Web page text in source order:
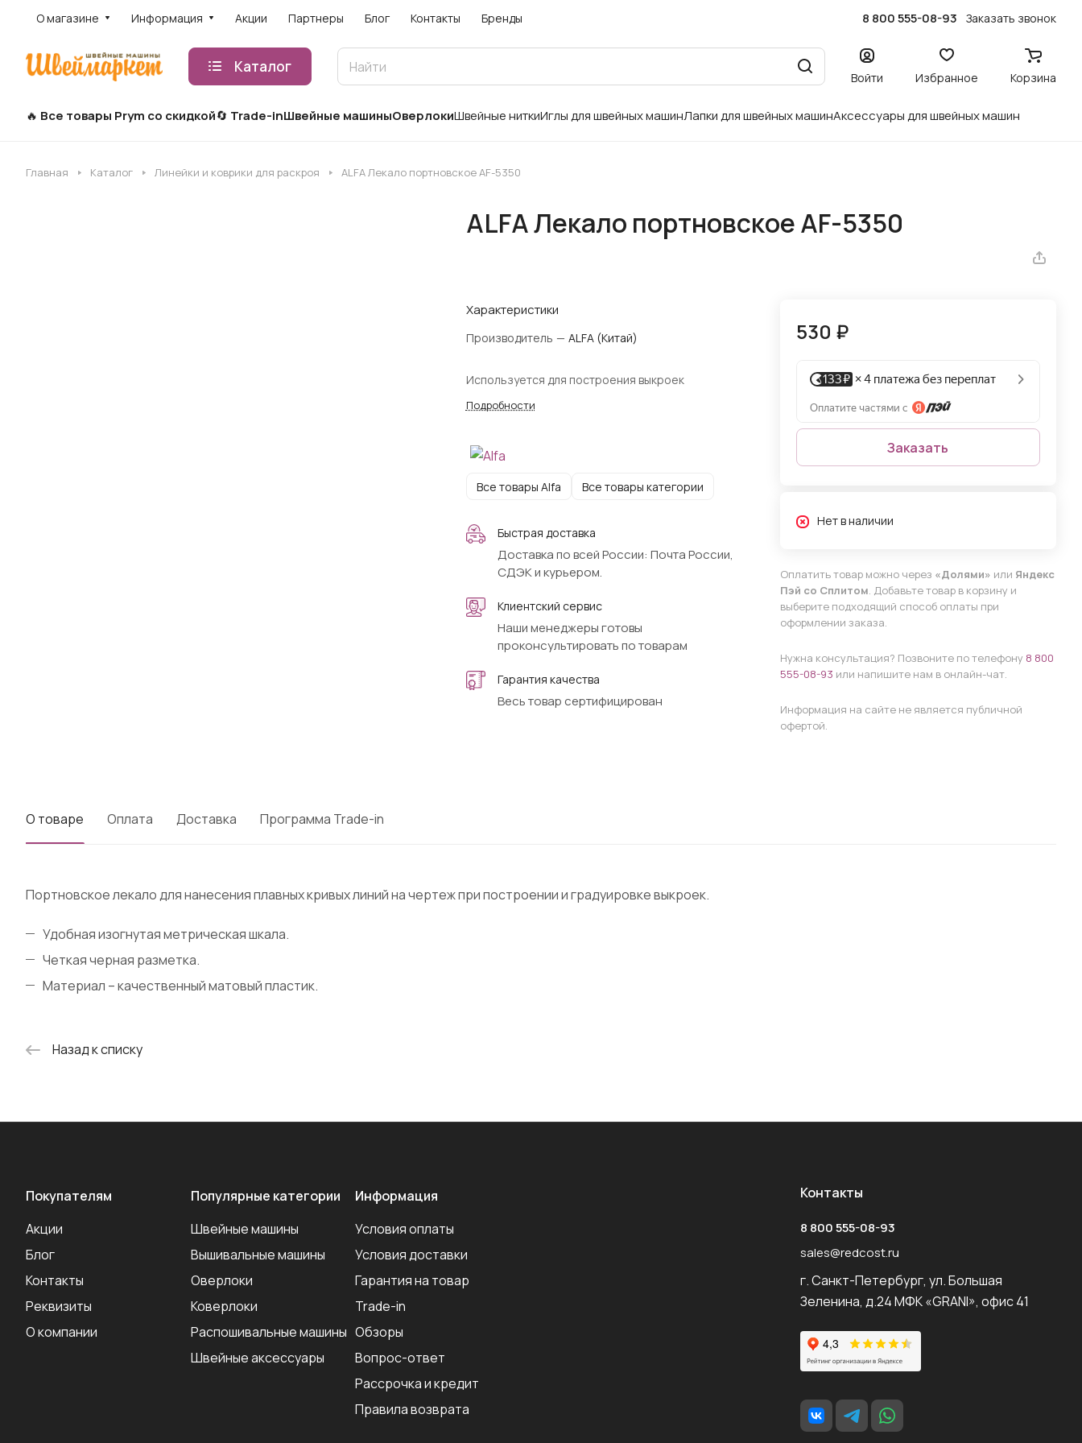
О магазине Информация Акции Партнеры Блог Контакты Бренды 8 800 555-08-93 Заказать звонок
Каталог
Войти Избранное Корзина
Все товары Prym со скидкой Trade-inШвейные машиныОверлокиШвейные ниткиИглы для швейных машинЛапки для швейных машинАксессуары для швейных машин
Главная Каталог Линейки и коврики для раскроя ALFA Лекало портновское AF-5350
ALFA Лекало портновское AF-5350
Характеристики
Производитель — ALFA (Китай)
Используется для построения выкроек
Подробности
Все товары Alfa Все товары категории
Быстрая доставка
Доставка по всей России: Почта России,
СДЭК и курьером.
Клиентский сервис
Наши менеджеры готовы
проконсультировать по товарам
Гарантия качества
Весь товар сертифицирован
530 ₽
Заказать
Нет в наличии
Оплатить товар можно через «Долями» или Яндекс
Пэй со Сплитом. Добавьте товар в корзину и
выберите подходящий способ оплаты при
оформлении заказа.
Нужна консультация? Позвоните по телефону 8 800
555-08-93 или напишите нам в онлайн-чат.
Информация на сайте не является публичной
офертой.
О товаре Оплата Доставка Программа Trade-in
Портновское лекало для нанесения плавных кривых линий на чертеж при построении и градуировке выкроек.
Удобная изогнутая метрическая шкала.
Четкая черная разметка.
Материал – качественный матовый пластик.
Назад к списку
Покупателям
Акции
Блог
Контакты
Реквизиты
О компании
Популярные категории
Швейные машины
Вышивальные машины
Оверлоки
Коверлоки
Распошивальные машины
Швейные аксеcсуары
Информация
Условия оплаты
Условия доставки
Гарантия на товар
Trade-in
Обзоры
Вопрос-ответ
Рассрочка и кредит
Правила возврата
Контакты
8 800 555-08-93
sales@redcost.ru
г. Санкт-Петербург, ул. Большая
Зеленина, д.24 МФК «GRANI», офис 41